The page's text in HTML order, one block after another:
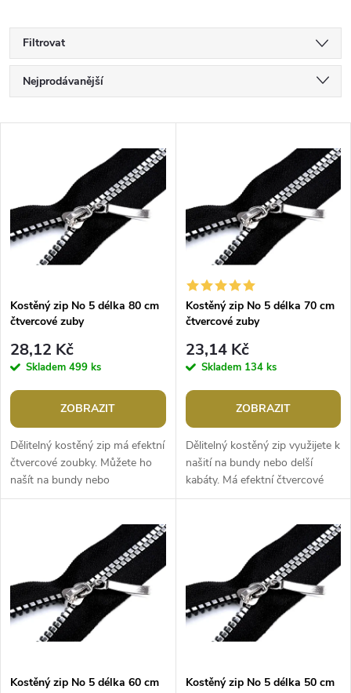
Filtrovat
Ř
a
e
n
p
r
o
d
u
ů
Nejprodávanější
p
i
s
p
r
o
d
u
t
ů
Kostěný zip No 5 délka 80 cm
čtvercové zuby
28,12 Kč
Skladem 499 ks
ZOBRAZIT
Dělitelný kostěný zip má efektní
čtvercové zoubky. Můžete ho
našít na bundy nebo
kabáty.Šířka zubů: 5,7 mmŠířka
Kostěný zip No 5 délka 70 cm
čtvercové zuby
23,14 Kč
Skladem 134 ks
ZOBRAZIT
Dělitelný kostěný zip využijete k
našití na bundy nebo delší
kabáty. Má efektní čtvercové
zoubky.Šířka zubů: 5,7 mmŠířka
Kostěný zip No 5 délka 60 cm
Kostěný zip No 5 délka 50 cm